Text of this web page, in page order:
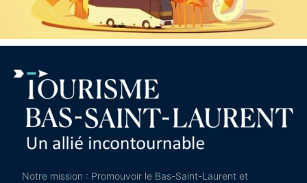
Notre mission : Promouvoir le Bas-Saint-Laurent et